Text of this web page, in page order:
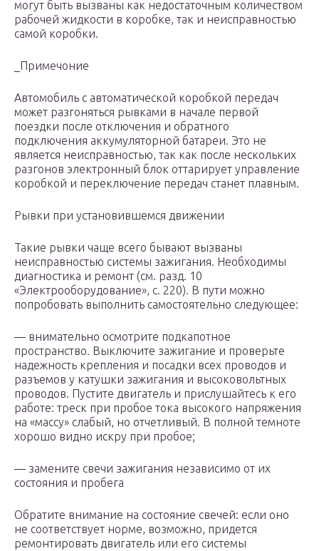
могут быть вызваны как недостаточным количеством
рабочей жидкости в коробке, так и неисправностью
самой коробки.
_Примечоние
Автомобиль с автоматической коробкой передач
может разгоняться рывками в начале первой
поездки после отключения и обратного
подключения аккумуляторной батареи. Это не
является неисправностью, так как после нескольких
разгонов электронный блок оттарирует управление
коробкой и переключение передач станет плавным.
Рывки при установившемся движении
Такие рывки чаще всего бывают вызваны
неисправностью системы зажигания. Необходимы
диагностика и ремонт (см. разд. 10
«Электрооборудование», с. 220). В пути можно
попробовать выполнить самостоятельно следующее:
— внимательно осмотрите подкапотное
пространство. Выключите зажигание и проверьте
надежность крепления и посадки всех проводов и
разъемов у катушки зажигания и высоковольтных
проводов. Пустите двигатель и прислушайтесь к его
работе: треск при пробое тока высокого напряжения
на «массу» слабый, но отчетливый. В полной темноте
хорошо видно искру при пробое;
— замените свечи зажигания независимо от их
состояния и пробега
Обратите внимание на состояние свечей: если оно
не соответствует норме, возможно, придется
ремонтировать двигатель или его системы